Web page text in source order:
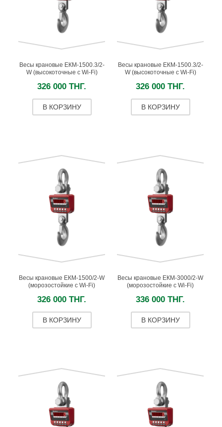
Весы крановые ЕКМ-1500.3/2-
W (высокоточные c Wi-Fi)
326 000 ТНГ.
В КОРЗИНУ
Весы крановые ЕКМ-1500.3/2-
W (высокоточные c Wi-Fi)
326 000 ТНГ.
В КОРЗИНУ
Весы крановые ЕКМ-1500/2-W
(морозостойкие c Wi-Fi)
326 000 ТНГ.
В КОРЗИНУ
Весы крановые ЕКМ-3000/2-W
(морозостойкие с Wi-Fi)
336 000 ТНГ.
В КОРЗИНУ